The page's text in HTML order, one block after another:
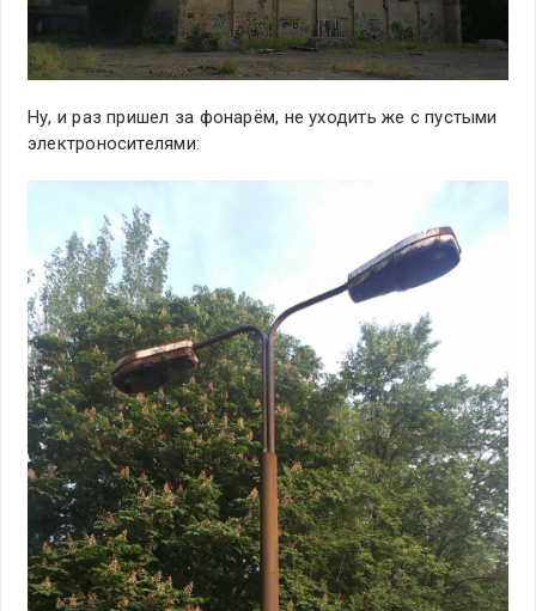
Ну, и раз пришел за фонарём, не уходить же с пустыми
электроносителями: